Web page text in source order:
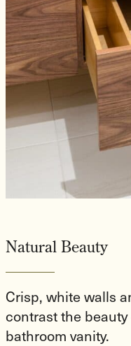
Natural Beauty
Crisp, white walls
contrast the
bathroom vanity.